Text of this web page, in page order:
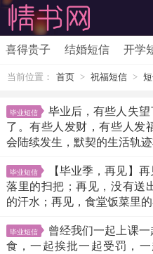
喜得贵子 结婚短信 开学
当前位置： 首页 > 祝福短信 >
毕业短信
毕业后，有些人失
了。有些人发财，有些人发
会陆续发生，默契的生活轨
毕业短信
【毕业季，再见】
落里的扫把；再见，没有送
的汗水；再见，食堂饭菜里
毕业短信
曾经我们一起上课
食，一起挨批一起受罚，